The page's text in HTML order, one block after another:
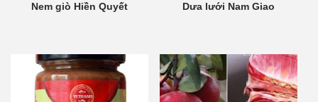
Nem giò Hiền Quyết Dưa lưới Nam Giao